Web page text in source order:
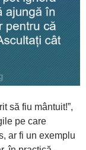
să fiu mântuit!”,
pe care
ar fi un exemplu